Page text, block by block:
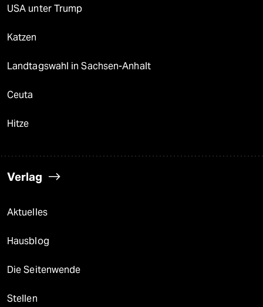
USA unter Trump
Katzen
Landtagswahl in Sachsen-Anhalt
Ceuta
Hitze
Verlag
Aktuelles
Hausblog
Die Seitenwende
Stellen